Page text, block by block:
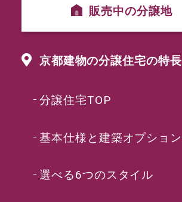
販売中の分譲地
京都建物の分譲住宅の特長
分譲住宅TOP
基本仕様と建築オプション
選べる6つのスタイル